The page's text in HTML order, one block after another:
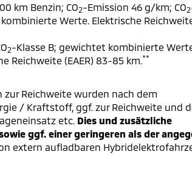
km Benzin; CO2-Emission 46 g/km; CO2
Werte. Elektrische
2-Klasse B; gewichtet kombinierte
Reichweite (EAER) 83-85 km.**
zur Reichweite wurden nach dem
/ Kraftstoff, ggf. zur Reichweite und
etc. Dies und zusätzliche
ggf. einer geringeren als der
extern aufladbaren